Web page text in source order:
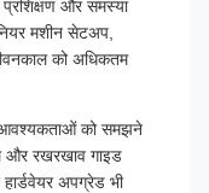
प्रशिक्षण और समस्या
मशीन सेटअप,
को अधिकतम
को समझने
और रखरखाव गाइड
अपग्रेड भी